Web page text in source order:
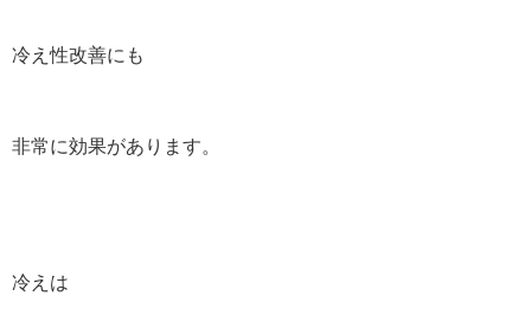
冷え性改善にも
非常に効果があります。
冷えは